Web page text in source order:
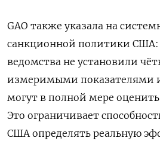
GAO также указала на
санкционной политики
ведомства не установили
измеримыми показателями
могут в полной мере
Это ограничивает
США определять реальную